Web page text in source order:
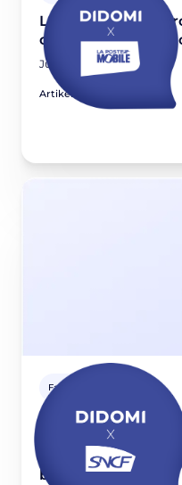
La Poste Mobile:
consent
June 11, 2026
Artikel lesen
Fallstudien
Wie schafft es die
mit Didomi mehr
bearbeiten?